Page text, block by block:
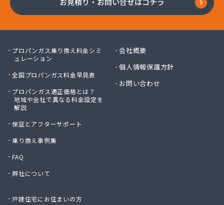
お見積り・お問い合せはコチラ
プロパンガス乗り換え料金シミ
ュレーション
全国プロパンガス料金早見表
プロパンガス適正価格とは？
地域や会社で異なる料金設定を
解説
保証とアフターサポート
乗り換え事例集
FAQ
弊社について
戸建住宅にお住まいの方
会社概要
個人情報保護方針
お問い合わせ